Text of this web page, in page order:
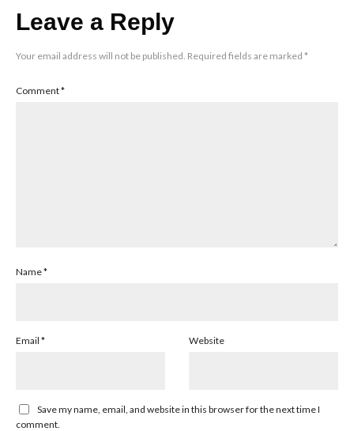
Leave a Reply
Your email address will not be published. Required fields are marked *
Comment*
Name*
Email * Website
Save my name, email, and website in this browser for the next time I
comment.